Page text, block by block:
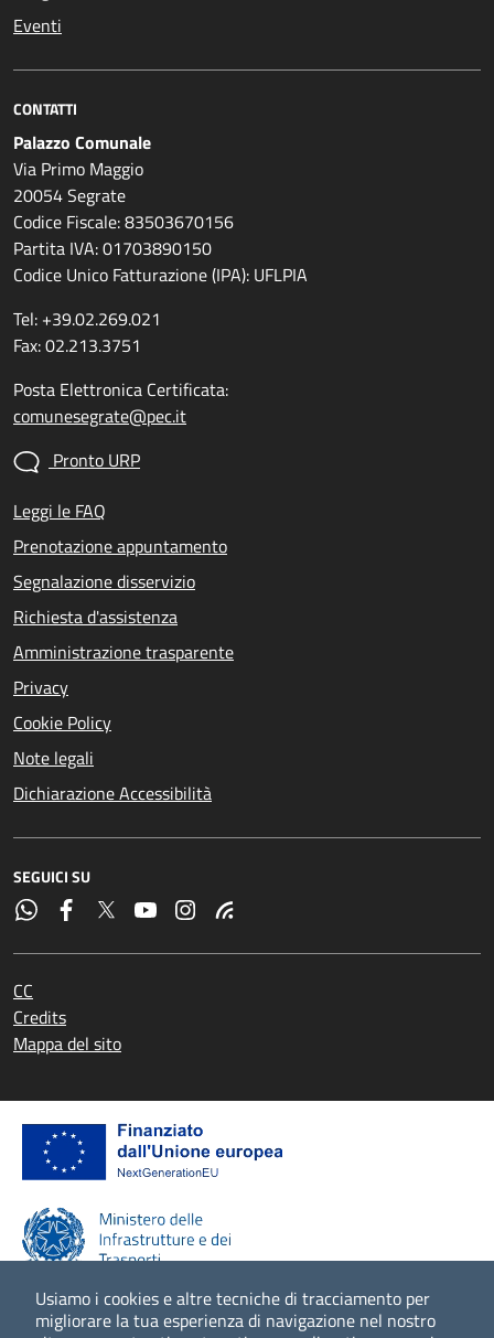
Usiamo i cookies e altre tecniche di tracciamento per
migliorare la tua esperienza di navigazione nel nostro
Eventi
CONTATTI
Palazzo Comunale
Via Primo Maggio
20054 Segrate
Codice Fiscale: 83503670156
Partita IVA: 01703890150
Codice Unico Fatturazione (IPA): UFLPIA
Tel: +39.02.269.021
Fax: 02.213.3751
Posta Elettronica Certificata:
comunesegrate@pec.it
Pronto URP
Leggi le FAQ
Prenotazione appuntamento
Segnalazione disservizio
Richiesta d'assistenza
Amministrazione trasparente
Privacy
Cookie Policy
Note legali
Dichiarazione Accessibilità
SEGUICI SU
CC
Credits
Mappa del sito